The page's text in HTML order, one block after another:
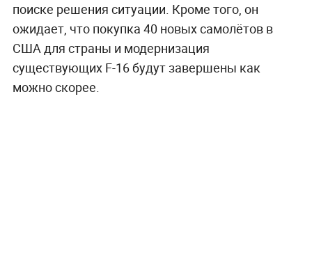
поиске решения ситуации. Кроме того, он
ожидает, что покупка 40 новых самолётов в
США для страны и модернизация
существующих F-16 будут завершены как
можно скорее.